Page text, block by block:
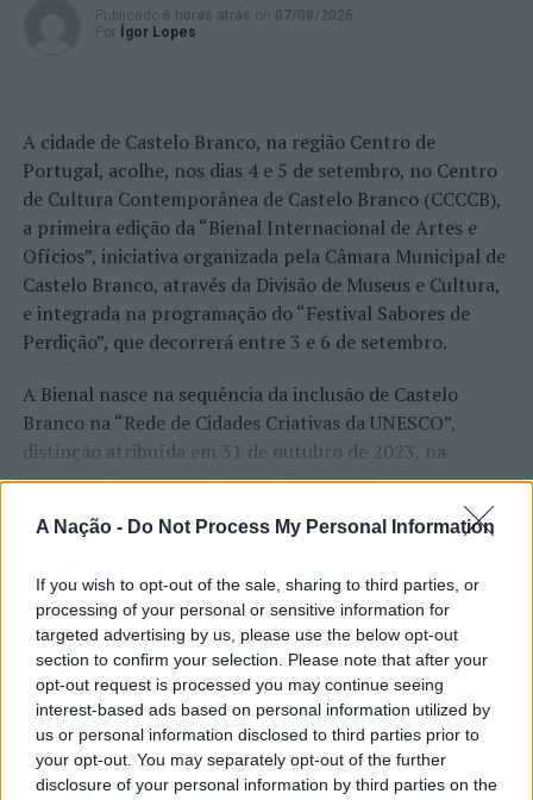
A Nação - Do Not Process My Personal Information
If you wish to opt-out of the sale, sharing to third parties, or
processing of your personal or sensitive information for
targeted advertising by us, please use the below opt-out
section to confirm your selection. Please note that after your
opt-out request is processed you may continue seeing
interest-based ads based on personal information utilized by
us or personal information disclosed to third parties prior to
your opt-out. You may separately opt-out of the further
disclosure of your personal information by third parties on the
15h00 às 17h00, dança ritmos afrolatinos com Paula e
João e, das 16h00 às 19h00, animação infantil com
Imagem:
CMVC.
Imagem: CMVC.
TÓPICOS RELACIONADOS: CARNAVAL
DESTAQUE
PROGRAMAÇÃO
VIANA DO CASTELO
Descoberta nova flora de angiospérmicas no Cretácico
Inferior da região de Torres Vedras
NÃO PERCA
Viseu: PSP faz nove detenções durante o fim de semana
Publicado 6 horas atrás on 07/08/2026
Por
Ígor Lopes
A cidade de Castelo Branco, na região Centro de
Portugal, acolhe, nos dias 4 e 5 de setembro, no Centro
de Cultura Contemporânea de Castelo Branco (CCCCB),
a primeira edição da “Bienal Internacional de Artes e
Ofícios”, iniciativa organizada pela Câmara Municipal de
Castelo Branco, através da Divisão de Museus e Cultura,
e integrada na programação do “Festival Sabores de
Perdição”, que decorrerá entre 3 e 6 de setembro.
A Bienal nasce na sequência da inclusão de Castelo
Branco na “Rede de Cidades Criativas da UNESCO”,
distinção atribuída em 31 de outubro de 2023, na
categoria “Artesanato e Artes Populares”,
“valor patrimonial, artístico e identitário” do “Bordado
emblemáticas da cultura portuguesa e elemento central
da identidade albicastrense.
Ao longo de dois dias, especialistas nacionais e
internacionais, investigadores, artesãos, representantes
institucionais, organismos públicos, instituições de
ensino superior e cidades pertencentes à “Rede de
Cidades Criativas da UNESCO” discutirão políticas
ATUALIDADE
Covilhã: Especialista aponta
investimento estrangeiro e
valorização imobiliária como